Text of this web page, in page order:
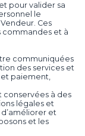
pour valider sa
le
Ces
commandes et à
communiquées
des services et
paiement,
conservées à des
légales et
et
et les